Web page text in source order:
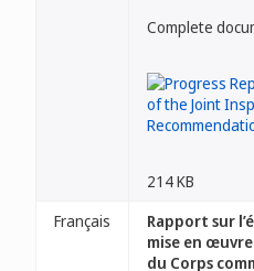
Complete
214 KB
Français
Rapport sur
mise en
du Corps